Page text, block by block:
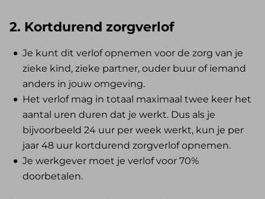
2. Kortdurend zorgverlof
Je kunt dit verlof opnemen voor de zorg van je
zieke kind, zieke partner, ouder buur of iemand
anders in jouw omgeving.
Het verlof mag in totaal maximaal twee keer het
aantal uren duren dat je werkt. Dus als je
bijvoorbeeld 24 uur per week werkt, kun je per
jaar 48 uur kortdurend zorgverlof opnemen.
Je werkgever moet je verlof voor 70%
doorbetalen.